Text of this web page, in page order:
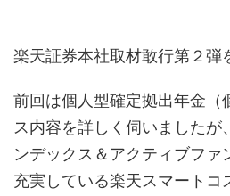
楽天証券本社取材敢行第２弾
前回は個人型確定拠出年金（
ス内容を詳しく伺いましたが
ンデックス＆アクティブファ
充実している楽天スマートコ